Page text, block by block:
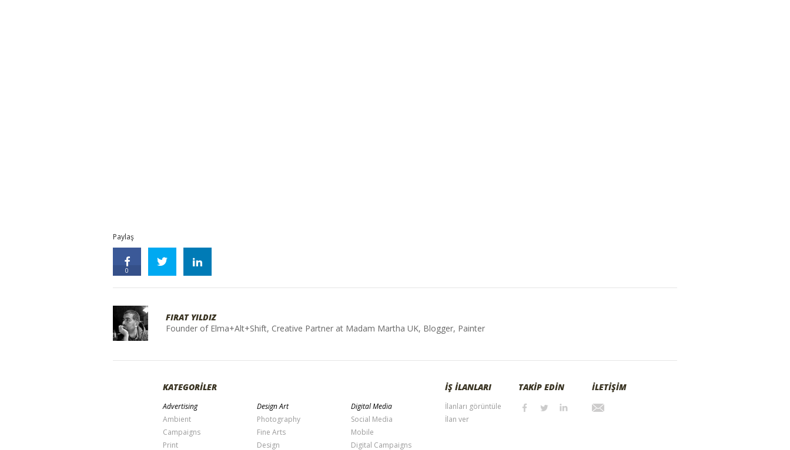
Paylaş
0
FIRAT YILDIZ
Founder of Elma+Alt+Shift, Creative Partner at Madam Martha UK, Blogger, Painter
KATEGORİLER
Advertising
Ambient
Campaigns
Print
Design Art
Photography
Fine Arts
Design
Digital Media
Social Media
Mobile
Digital Campaigns
İŞ İLANLARI
İlanları görüntüle
İlan ver
TAKİP EDİN İLETİŞİM